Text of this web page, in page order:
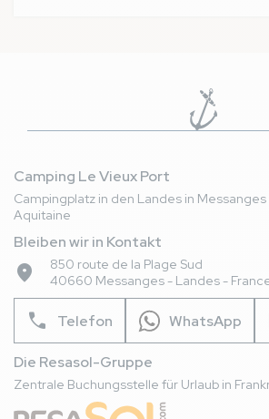
Camping Le Vieux Port
Campingplatz in den Landes in
Aquitaine
Bleiben wir in Kontakt
place
850 route de la Plage Sud
40660 Messanges - Landes -
phone Telefon WhatsApp
Die Resasol-Gruppe
Zentrale Buchungsstelle für Urlaub in